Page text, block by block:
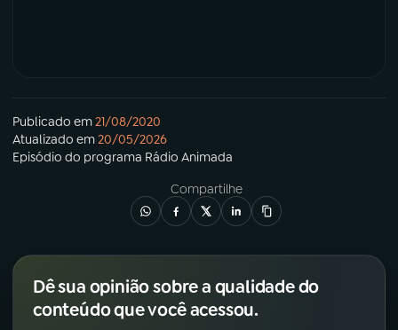
Publicado em21/08/2020
Atualizado em20/05/2026
Episódio do programa Rádio Animada
Compartilhe
Dê sua opinião sobre a qualidade do
conteúdo que você acessou.